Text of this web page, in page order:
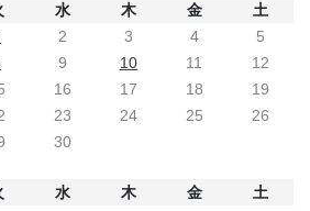
水 木 金
土
2 3 4
5
9 10 11
12
16 17 18
19
23 24 25
26
30
水 木 金
土